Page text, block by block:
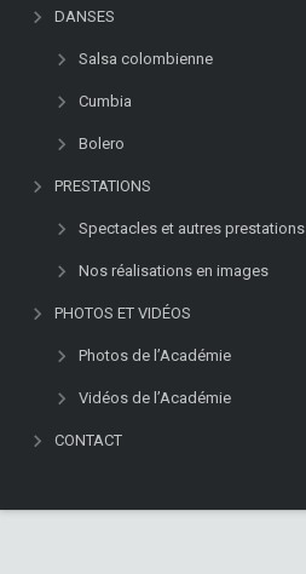
DANSES
Salsa colombienne
Cumbia
Bolero
PRESTATIONS
Spectacles et autres prestations
Nos réalisations en images
PHOTOS ET VIDÉOS
Photos de l’Académie
Vidéos de l’Académie
CONTACT